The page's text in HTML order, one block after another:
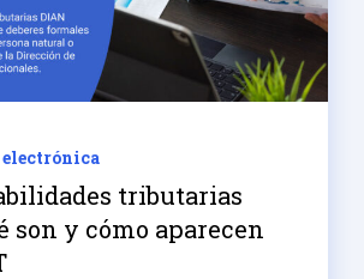
tributarias
son y cómo aparecen